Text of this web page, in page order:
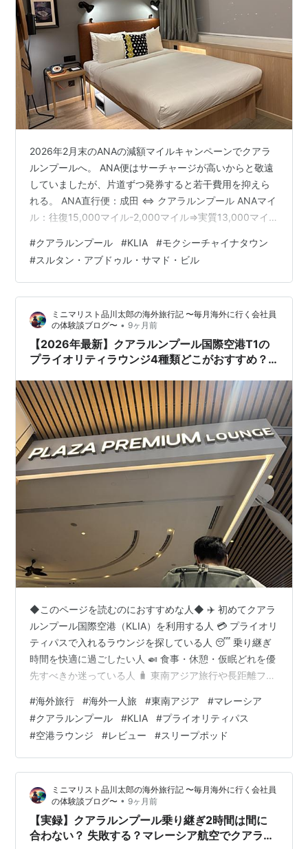
2026年2月末のANAの減額マイルキャンペーンでクアラ
ルンプールへ。 ANA便はサーチャージが高いからと敬遠
していましたが、片道ずつ発券すると若干費用を抑えら
れる。 ANA直行便：成田 <=> クアラルンプール ANAマイ
ル：往復15,000マイル-2,000マイル=>実質13,000マイ
時に注意） *：遅延があったため、選べる補償は2,000マ
イル選択 Access Guest room Bathroom Pool and Bar
@9th floor Laundry room @8th floor 後日ちょっと観光
チケットは争奪…
#クアラルンプール #KLIA #モクシーチャイナタウン
#スルタン・アブドゥル・サマド・ビル
ミニマリスト品川太郎の海外旅行記 〜毎月海外に行く会社員
の体験談ブログ〜 • 9ヶ月前
【2026年最新】クアラルンプール国際空港T1の
プライオリティラウンジ4種類どこがおすすめ？
Lounge,Sky Suite Lounge,Kepler ClubのKLIA
出国後に使える施設体験談まとめ
◆このページを読むのにおすすめな人◆ ✈️ 初めてクアラ
ルンプール国際空港（KLIA）を利用する人 💳 プライオリ
ティパスで入れるラウンジを探している人 😴 乗り継ぎ
時間を快適に過ごしたい人 🍛 食事・休憩・仮眠どれを優
先すべきか迷っている人 🧳 東南アジア旅行や長距離フラ
空港（KLIA）を利用予定の方、そしてプライオリティパ
スをお持ちの方へ✈️ 「クアラルンプール空港のラウンジ
ってどこが快適？」「食事やシャワーは充実してる
の？」 そんな疑問を持っている人も多いのではないでし
ょうか？ 本記事では、2025年現在、KLIA（ターミナル
1）でプラ…
#海外旅行 #海外一人旅 #東南アジア #マレーシア
#クアラルンプール #KLIA #プライオリティパス
#空港ラウンジ #レビュー #スリープポッド
ミニマリスト品川太郎の海外旅行記 〜毎月海外に行く会社員
の体験談ブログ〜 • 9ヶ月前
【実録】クアラルンプール乗り継ぎ2時間は間に
合わない？ 失敗する？マレーシア航空でクアラル